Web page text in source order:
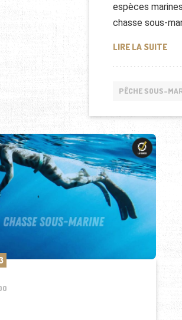
espèces
chasse sous-
LIRE LA SUITE
PÊCHE SOUS-